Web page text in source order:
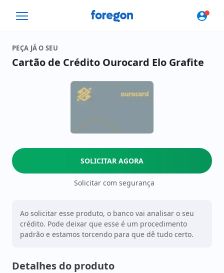
Foregon.com
PEÇA JÁ O SEU
Cartão de Crédito Ourocard Elo Grafite
SOLICITAR AGORA
Solicitar com segurança
Ao solicitar esse produto, o banco vai analisar o seu
crédito. Pode deixar que esse é um procedimento
padrão e estamos torcendo para que dê tudo certo.
Detalhes do produto